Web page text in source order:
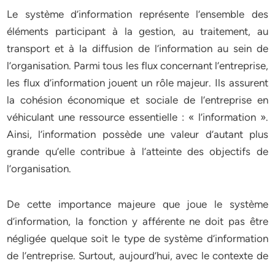
Le système d’information représente l’ensemble des
éléments participant à la gestion, au traitement, au
transport et à la diffusion de l’information au sein de
l’organisation. Parmi tous les flux concernant l’entreprise,
les flux d’information jouent un rôle majeur. Ils assurent
la cohésion économique et sociale de l’entreprise en
véhiculant une ressource essentielle : « l’information ».
Ainsi, l’information possède une valeur d’autant plus
grande qu’elle contribue à l’atteinte des objectifs de
l’organisation.
De cette importance majeure que joue le système
d’information, la fonction y afférente ne doit pas être
négligée quelque soit le type de système d’information
de l’entreprise. Surtout, aujourd’hui, avec le contexte de